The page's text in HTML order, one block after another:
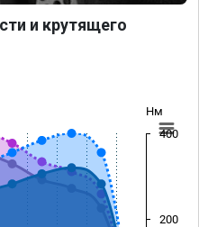
и крутящего
Нм
200
400